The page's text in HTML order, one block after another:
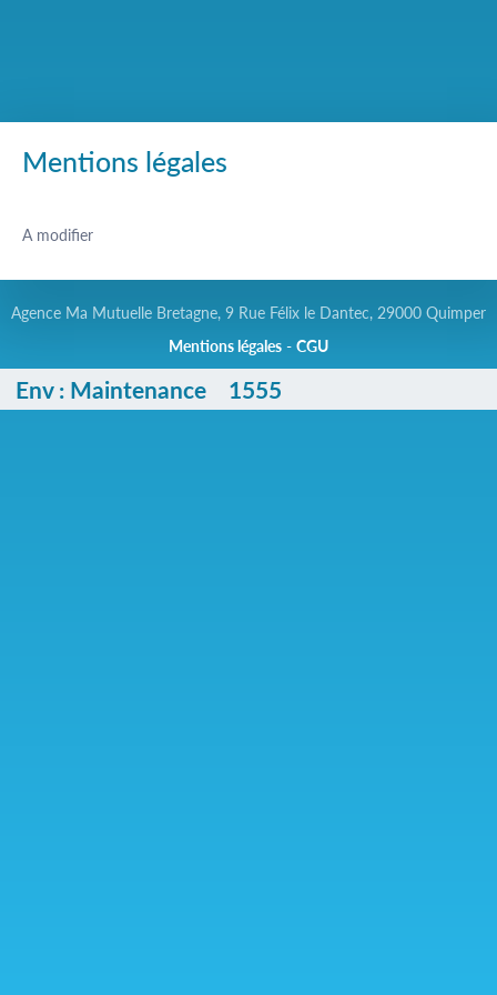
Mentions légales
A modifier
Agence Ma Mutuelle Bretagne, 9 Rue Félix le Dantec, 29000 Quimper
Mentions légales - CGU
Env :Maintenance 1555